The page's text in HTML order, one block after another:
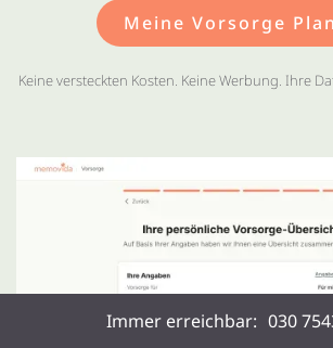
Meine Vorsorge
Keine versteckten Kosten. Keine Werbung. Ihre
Immer erreichbar: 030